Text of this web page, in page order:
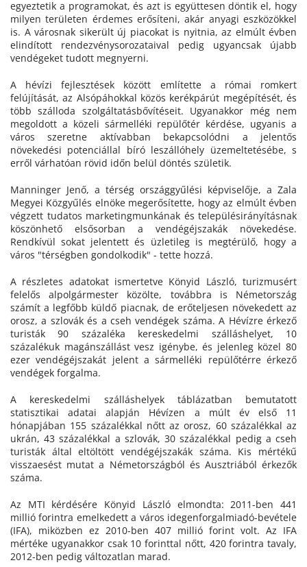
egyeztetik a programokat, és azt is együttesen döntik el, hogy
milyen területen érdemes erősíteni, akár anyagi eszközökkel
is. A városnak sikerült új piacokat is nyitnia, az elmúlt évben
elindított rendezvénysorozataival pedig ugyancsak újabb
vendégeket tudott megnyerni.
A hévízi fejlesztések között említette a római romkert
felújítását, az Alsópáhokkal közös kerékpárút megépítését, és
több szálloda szolgáltatásbővítéseit. Ugyanakkor még nem
megoldott a közeli sármelléki repülőtér kérdése, ugyanis a
város szeretne aktívabban bekapcsolódni a jelentős
növekedési potenciállal bíró leszállóhely üzemeltetésébe, s
erről várhatóan rövid időn belül döntés születik.
Manninger Jenő, a térség országgyűlési képviselője, a Zala
Megyei Közgyűlés elnöke megerősítette, hogy az elmúlt évben
végzett tudatos marketingmunkának és településirányításnak
köszönhető elsősorban a vendégéjszakák növekedése.
Rendkívül sokat jelentett és üzletileg is megtérülő, hogy a
város "térségben gondolkodik" - tette hozzá.
A részletes adatokat ismertetve Könyid László, turizmusért
felelős alpolgármester közölte, továbbra is Németország
számít a legfőbb küldő piacnak, de erőteljesen növekedett az
orosz, a szlovák és a cseh vendégek száma. A Hévízre érkező
turisták 90 százaléka kereskedelmi szálláshelyet, 10
százalékuk magánszállást vesz igénybe, és jelenleg közel 80
ezer vendégéjszakát jelent a sármelléki repülőtérre érkező
vendégek forgalma.
A kereskedelmi szálláshelyek táblázatban bemutatott
statisztikai adatai alapján Hévízen a múlt év első 11
hónapjában 155 százalékkal nőtt az orosz, 60 százalékkal az
ukrán, 43 százalékkal a szlovák, 30 százalékkal pedig a cseh
turisták által eltöltött vendégéjszakák száma. Kis mértékű
visszaesést mutat a Németországból és Ausztriából érkezők
száma.
Az MTI kérdésére Könyid László elmondta: 2011-ben 441
millió forintra emelkedett a város idegenforgalmiadó-bevétele
(IFA), miközben ez 2010-ben 407 millió forint volt. Az IFA
mértéke ugyanakkor csak 10 forinttal nőtt, 420 forintra tavaly,
2012-ben pedig változatlan marad.